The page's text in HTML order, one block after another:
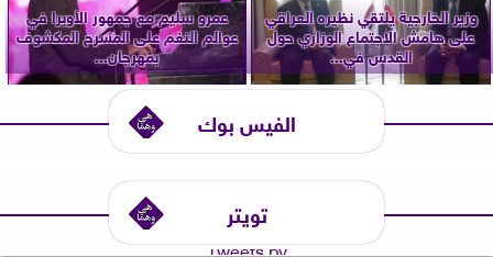
وزير الخارجية يلتقي نظيره العراقي
على هامش الاجتماع الوزاري حول
القدس في...
عمرو سليم مع جمهور الأوبرا في
عوالم النغم على المسرح المكشوف
بمهرجان...
الفيس بوك
تويتر
Tweets by